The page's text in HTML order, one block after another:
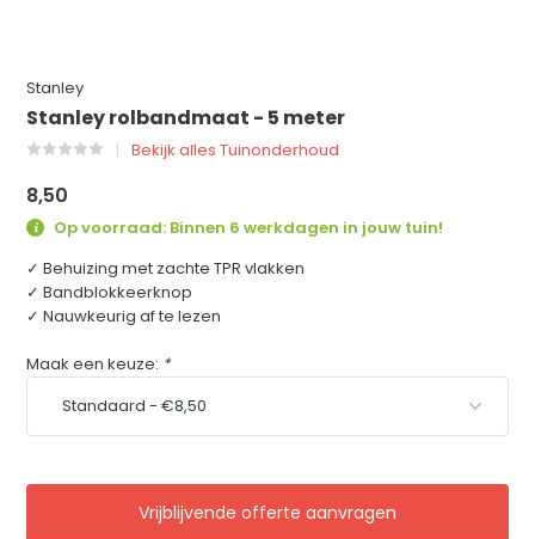
Stanley
Stanley rolbandmaat - 5 meter
Bekijk alles Tuinonderhoud
8,50
Op voorraad: Binnen 6 werkdagen in jouw tuin!
✓ Behuizing met zachte TPR vlakken
✓ Bandblokkeerknop
✓ Nauwkeurig af te lezen
Maak een keuze: *
Vrijblijvende offerte aanvragen